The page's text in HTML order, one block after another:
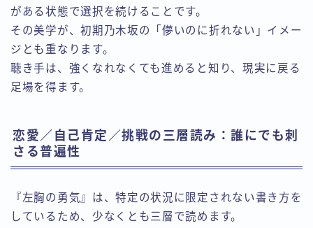
がある状態で選択を続けることです。
その美学が、初期乃木坂の「儚いのに折れない」イメー
ジとも重なります。
聴き手は、強くなれなくても進めると知り、現実に戻る
足場を得ます。
恋愛／自己肯定／挑戦の三層読み：誰にでも刺
さる普遍性
『左胸の勇気』は、特定の状況に限定されない書き方を
しているため、少なくとも三層で読めます。